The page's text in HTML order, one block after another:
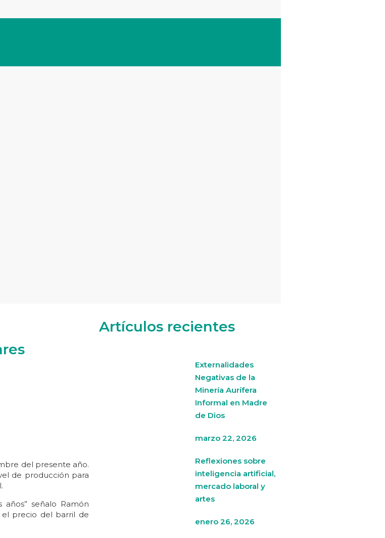
del presente año.
de producción para
señalo Ramón
precio del barril de
Artículos recientes
Externalidades
Negativas de la
Minería Aurífera
Informal en Madre
de Dios
marzo 22, 2026
Reflexiones sobre
inteligencia artificial,
mercado laboral y
artes
enero 26, 2026